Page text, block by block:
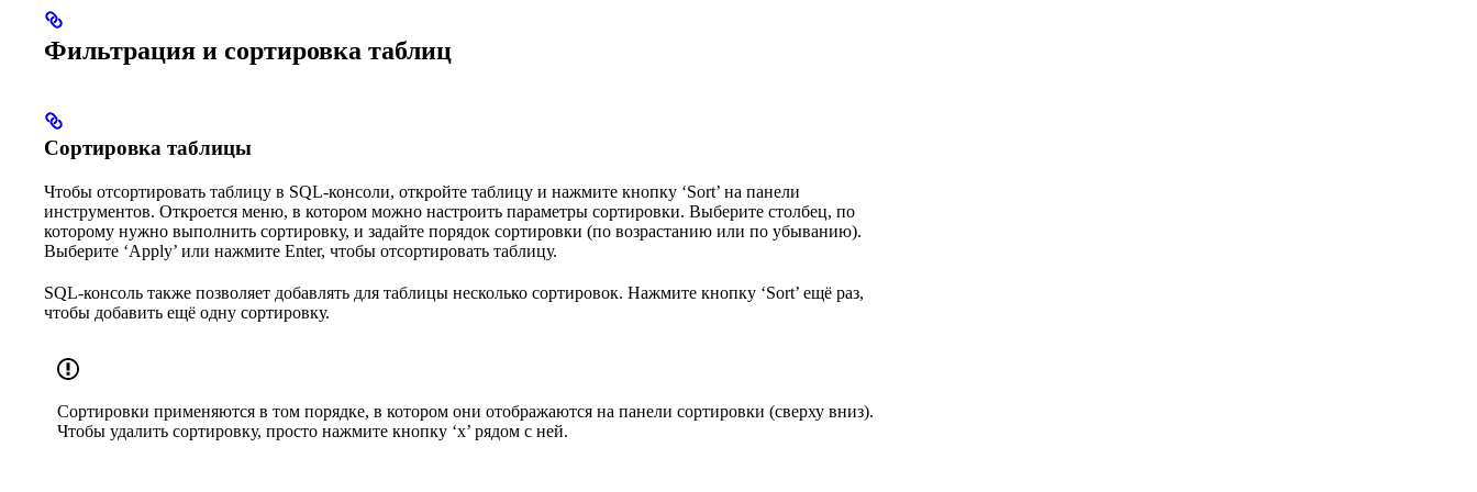
Фильтрация и сортировка таблиц
Сортировка таблицы
Чтобы отсортировать таблицу в SQL-консоли, откройте таблицу и нажмите кнопку ‘Sort’ на панели
инструментов. Откроется меню, в котором можно настроить параметры сортировки. Выберите столбец, по
которому нужно выполнить сортировку, и задайте порядок сортировки (по возрастанию или по убыванию).
Выберите ‘Apply’ или нажмите Enter, чтобы отсортировать таблицу.
SQL-консоль также позволяет добавлять для таблицы несколько сортировок. Нажмите кнопку ‘Sort’ ещё раз,
чтобы добавить ещё одну сортировку.
Сортировки применяются в том порядке, в котором они отображаются на панели сортировки (сверху вниз).
Чтобы удалить сортировку, просто нажмите кнопку ‘x’ рядом с ней.